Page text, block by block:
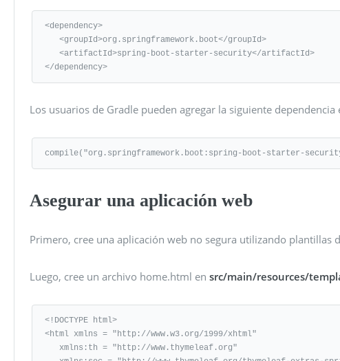
<dependency>
</dependency>
Los usuarios de Gradle pueden agregar la siguiente
compile("org.springframework.boot:spring-boot-starter-
Asegurar una aplicación web
Primero, cree una aplicación web no segura utilizando plantillas
Luego, cree un archivo home.html ensrc/main/resources/
<!DOCTYPE html>
<html xmlns = "http://www.w3.org/1999/xhtml"